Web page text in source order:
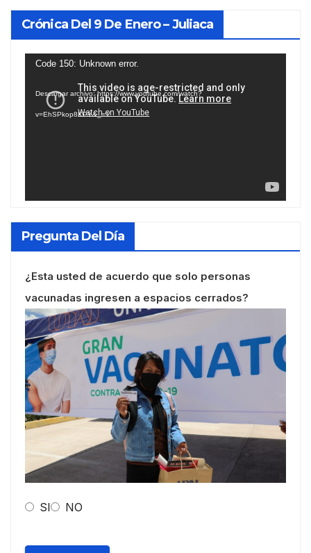
Crónica Del 9 De Enero – Juliaca
Reproductor
vídeo
Code 150: Unknown error.
Descargar archivo: https://www.youtube.com/watch?
v=EhSPkop8KPY&_=1
Pregunta Del Día
¿Esta usted de acuerdo que solo personas
vacunadas ingresen a espacios cerrados?
SI NO